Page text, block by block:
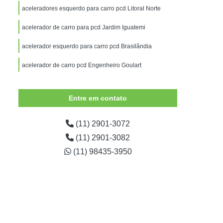
Adaptação de Veículos para Deficientes
Deficientes Físicos
com Mobilidade Reduzida
Pessoas com Nanismo
Adaptação Veicular de Cadeira de Rodas
Adaptação Veicular Deficientes
Adaptação Veicular para Deficientes
Veicular Pcd Universal
Veicular Universal Deficientes
aceleradores esquerdo para carro pcd Litoral Norte
acelerador de carro para pcd Jardim Iguatemi
acelerador esquerdo para carro pcd Brasilândia
acelerador de carro pcd Engenheiro Goulart
Entre em contato
(11) 2901-3072
(11) 2901-3082
(11) 98435-3950